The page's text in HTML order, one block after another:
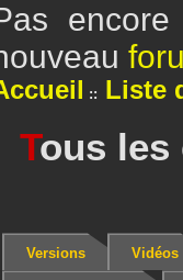
Liste
Tous les
Versions Vidéos